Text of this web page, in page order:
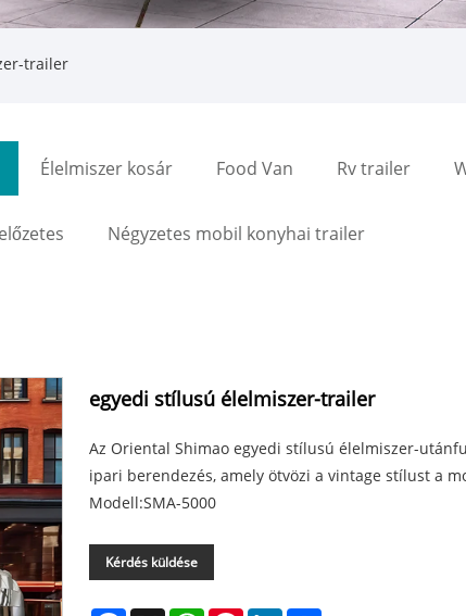
trailer
Élelmiszer kosár Food Van Rv trailer
Négyzetes mobil konyhai trailer
egyedi stílusú élelmiszer-trailer
Az Oriental Shimao egyedi stílusú élelmiszer-
ipari berendezés, amely ötvözi a vintage stílust a
Modell:SMA-5000
Kérdés küldése